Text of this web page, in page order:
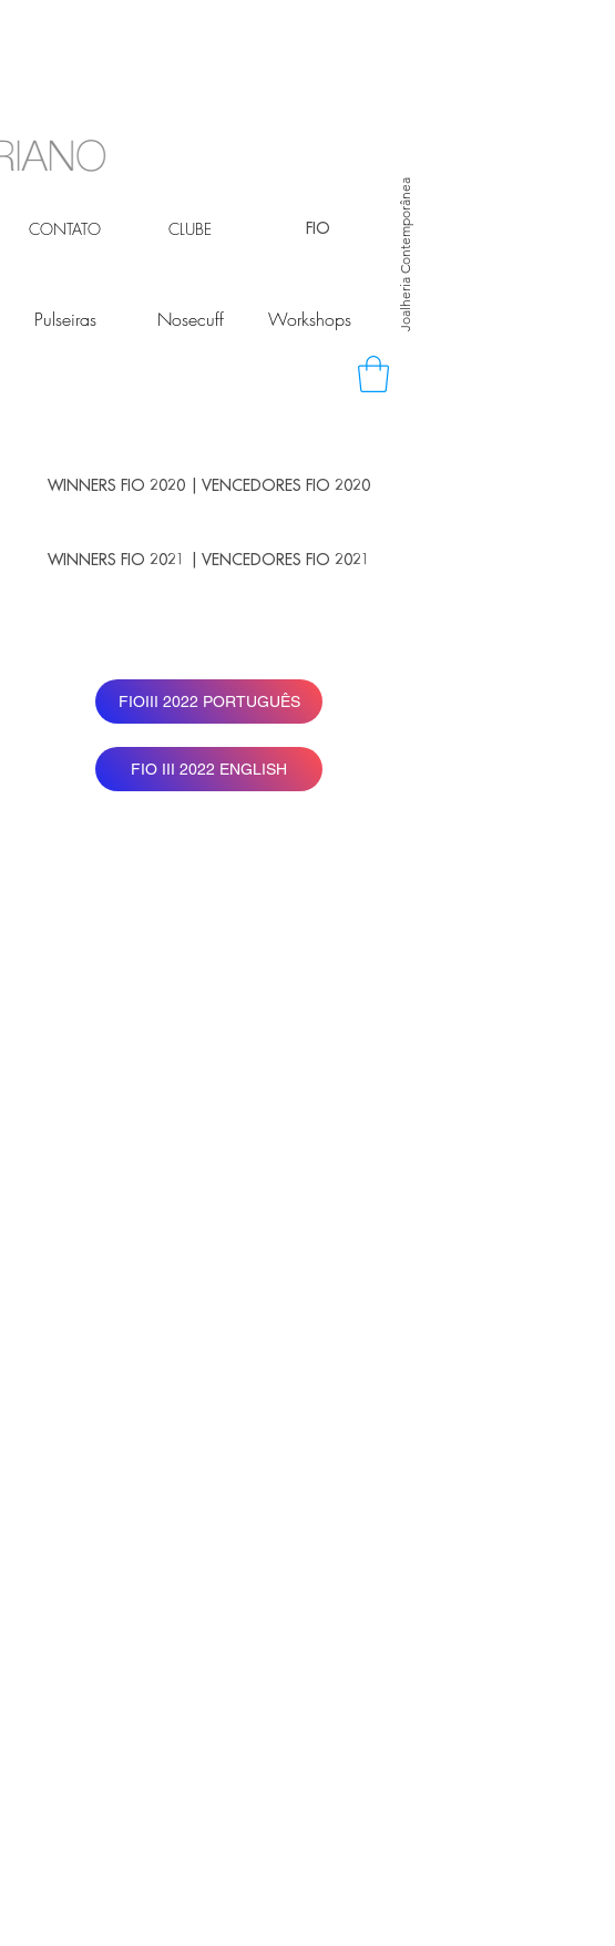
CONTATO CLUBE Joalheria Contemporânea
FIO
Pulseiras Nosecuff Workshops
WINNERS FIO 2020 | VENCEDORES FIO 2020
WINNERS FIO 2021 | VENCEDORES FIO 2021
FIOIII 2022 PORTUGUÊS
FIO III 2022 ENGLISH